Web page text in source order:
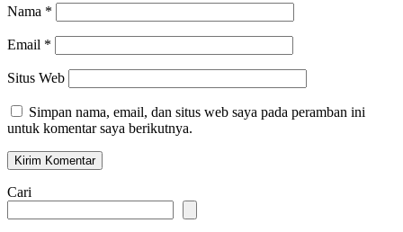
Nama *
Email *
Situs Web
Simpan nama, email, dan situs web saya pada peramban ini
untuk komentar saya berikutnya.
Cari